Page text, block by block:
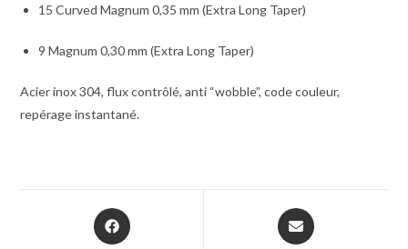
15 Curved Magnum 0,35 mm (Extra Long Taper)
9 Magnum 0,30 mm (Extra Long Taper)
Acier inox 304, flux contrôlé, anti “wobble”, code couleur,
repérage instantané.